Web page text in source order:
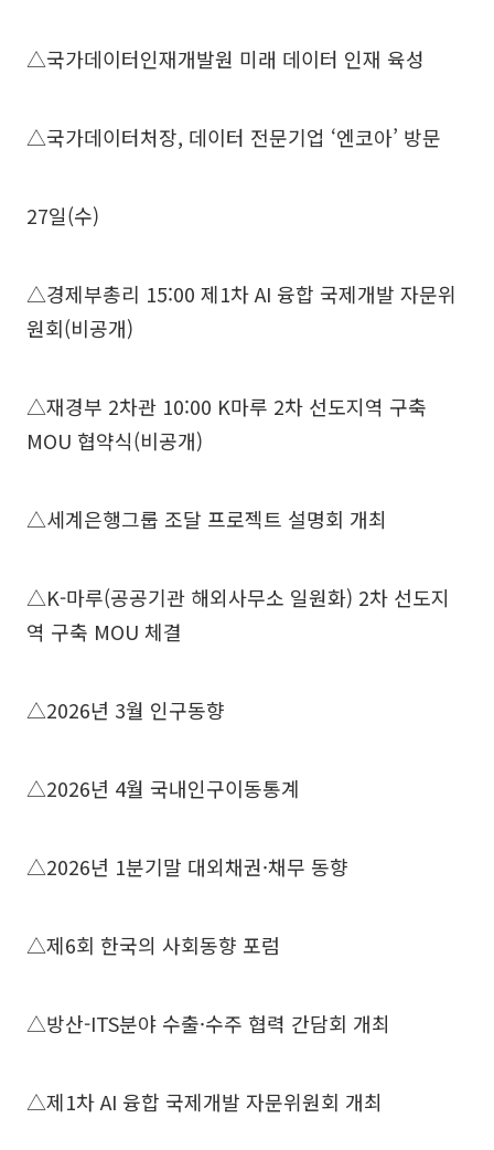
△국가데이터인재개발원 미래 데이터 인재 육성
△국가데이터처장, 데이터 전문기업 ‘엔코아’ 방문
27일(수)
△경제부총리 15:00 제1차 AI 융합 국제개발 자문위
원회(비공개)
△재경부 2차관 10:00 K마루 2차 선도지역 구축
MOU 협약식(비공개)
△세계은행그룹 조달 프로젝트 설명회 개최
△K-마루(공공기관 해외사무소 일원화) 2차 선도지
역 구축 MOU 체결
△2026년 3월 인구동향
△2026년 4월 국내인구이동통계
△2026년 1분기말 대외채권·채무 동향
△제6회 한국의 사회동향 포럼
△방산-ITS분야 수출·수주 협력 간담회 개최
△제1차 AI 융합 국제개발 자문위원회 개최